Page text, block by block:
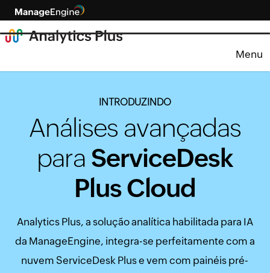
Menu
INTRODUZINDO
Análises avançadas
para ServiceDesk
Plus Cloud
Analytics Plus, a solução analítica habilitada para IA
da ManageEngine, integra-se perfeitamente com a
nuvem ServiceDesk Plus e vem com painéis pré-